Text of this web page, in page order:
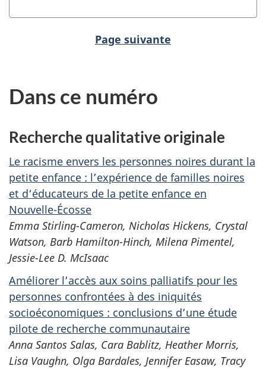
Page suivante
Dans ce numéro
Recherche qualitative originale
Le racisme envers les personnes noires durant la
petite enfance : l’expérience de familles noires
et d‘éducateurs de la petite enfance en
Nouvelle-Écosse
Emma Stirling-Cameron, Nicholas Hickens, Crystal
Watson, Barb Hamilton-Hinch, Milena Pimentel,
Jessie-Lee D. McIsaac
Améliorer l’accès aux soins palliatifs pour les
personnes confrontées à des iniquités
socioéconomiques : conclusions d’une étude
pilote de recherche communautaire
Anna Santos Salas, Cara Bablitz, Heather Morris,
Lisa Vaughn, Olga Bardales, Jennifer Easaw, Tracy